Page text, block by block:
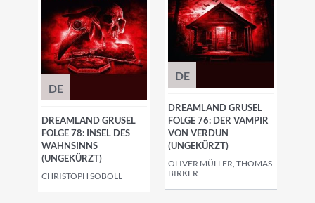
DE
DREAMLAND GRUSEL
FOLGE 78: INSEL DES
WAHNSINNS
(UNGEKÜRZT)
CHRISTOPH SOBOLL
DE
DREAMLAND GRUSEL
FOLGE 76: DER VAMPIR
VON VERDUN
(UNGEKÜRZT)
OLIVER MÜLLER, THOMAS
BIRKER